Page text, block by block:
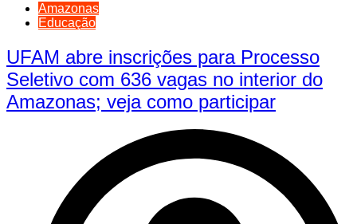
Amazonas
Educação
UFAM abre inscrições para Processo
Seletivo com 636 vagas no interior do
Amazonas; veja como participar